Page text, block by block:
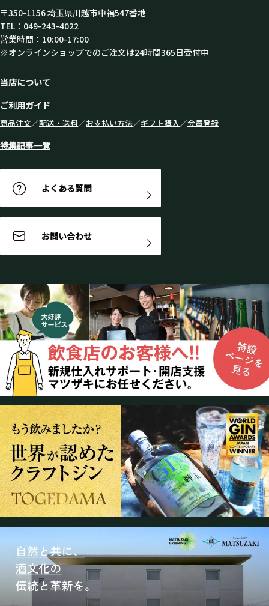
〒350-1156 埼玉県川越市中福547番地
TEL：049-243-4022
営業時間：10:00-17:00
※オンラインショップでのご注文は24時間365日受付中
当店について
ご利用ガイド
商品注文／配送・送料／お支払い方法／ギフト購入／会員登録
特集記事一覧
よくある質問
お問い合わせ